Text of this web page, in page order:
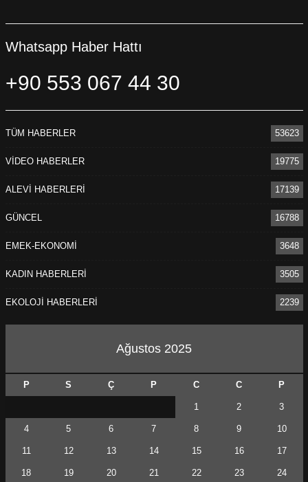
Whatsapp Haber Hattı
+90 553 067 44 30
TÜM HABERLER 53623
VİDEO HABERLER 19775
ALEVİ HABERLERİ 17139
GÜNCEL 16788
EMEK-EKONOMİ 3648
KADIN HABERLERİ 3505
EKOLOJİ HABERLERİ 2239
Ağustos 2025
P S Ç P C C P
1 2 3
4 5 6 7 8 9 10
11 12 13 14 15 16 17
18 19 20 21 22 23 24